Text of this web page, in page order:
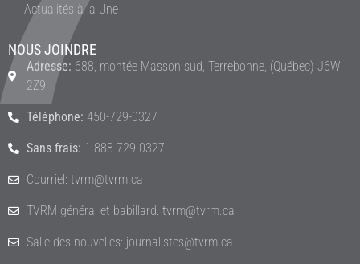
Actualités à la Une
NOUS JOINDRE
Adresse: 688, montée Masson sud, Terrebonne, (Québec) J6W
2Z9
Téléphone: 450-729-0327
Sans frais: 1-888-729-0327
Courriel: tvrm@tvrm.ca
TVRM général et babillard: tvrm@tvrm.ca
Salle des nouvelles: journalistes@tvrm.ca